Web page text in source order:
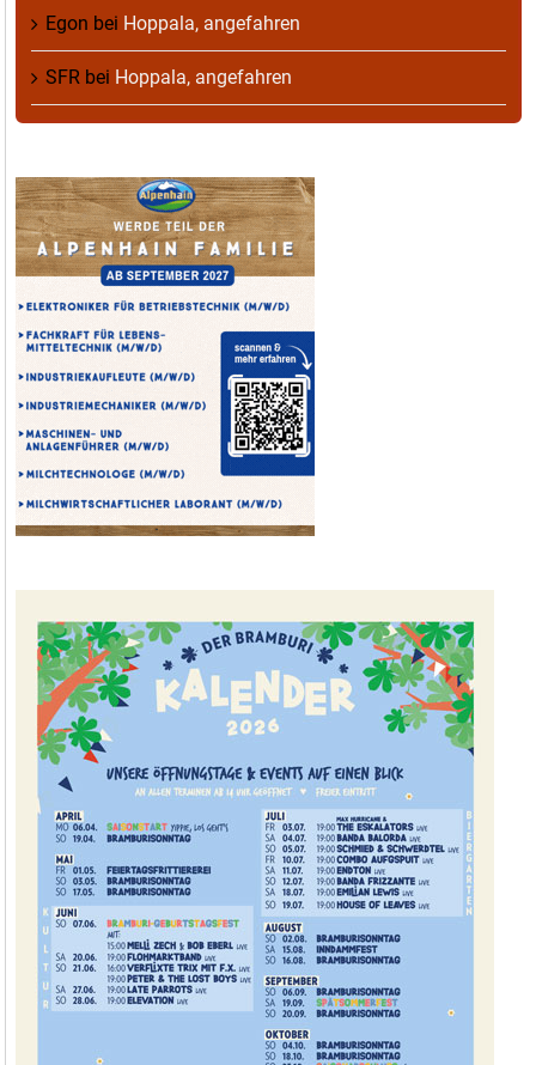
Egon bei Hoppala, angefahren
SFR bei Hoppala, angefahren